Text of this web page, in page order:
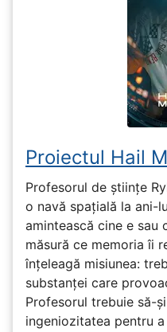
Proiectul Hail
Profesorul de științe
o navă spațială la ani-
amintească cine e sau
măsură ce memoria îi
înțeleagă misiunea:
substanței care
Profesorul trebuie să-
ingeniozitatea pentru